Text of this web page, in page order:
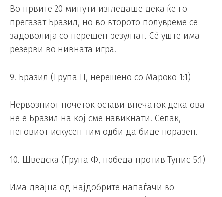
Во првите 20 минути изгледаше дека ќе го
прегазат Бразил, но во второто полувреме се
задоволија со нерешен резултат. Сè уште има
резерви во нивната игра.
9. Бразил (Група Ц, нерешено со Мароко 1:1)
Нервозниот почеток остави впечаток дека ова
не е Бразил на кој сме навикнати. Сепак,
неговиот искусен тим одби да биде поразен.
10. Шведска (Група Ф, победа против Тунис 5:1)
Има двајца од најдобрите напаѓачи во